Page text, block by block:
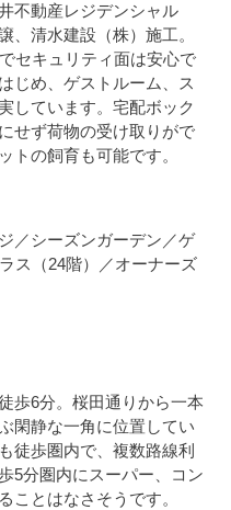
不動産レジデンシャル
、清水建設（株）施工。
セキュリティ面は安心で
じめ、ゲストルーム、ス
しています。宅配ボック
せず荷物の受け取りがで
トの飼育も可能です。
／シーズンガーデン／ゲ
ス（24階）／オーナーズ
歩6分。桜田通りから一本
閑静な一角に位置してい
徒歩圏内で、複数路線利
5分圏内にスーパー、コン
ことはなさそうです。